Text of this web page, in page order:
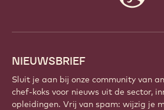
NIEUWSBRIEF
Sluit je aan bij onze community van
chef-koks voor nieuws uit de sector,
opleidingen. Vrij van spam: wijzig je